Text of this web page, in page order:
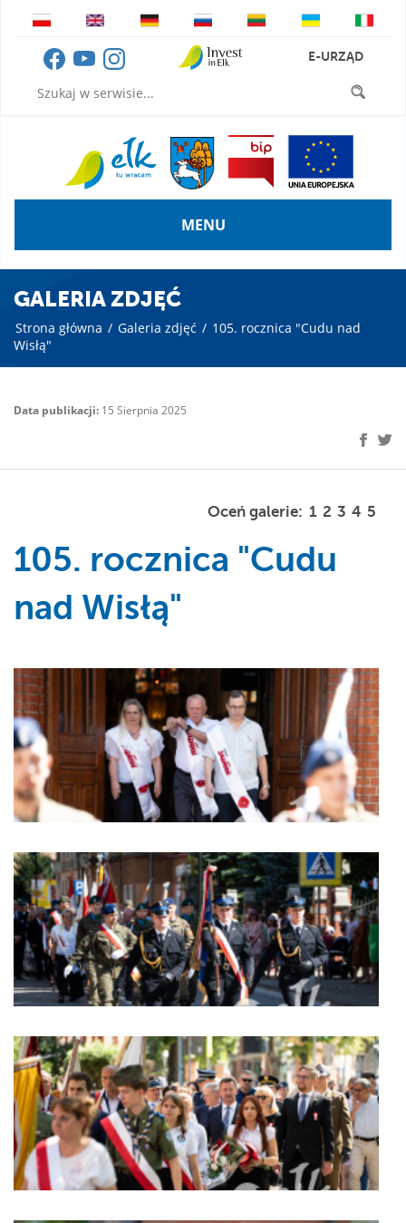
E-URZĄD
MENU
GALERIA ZDJĘĆ
Strona główna / Galeria zdjęć / 105. rocznica "Cudu nad
Wisłą"
Data publikacji: 15 Sierpnia 2025
Oceń galerie: 1 2 3 4 5
105. rocznica "Cudu
nad Wisłą"